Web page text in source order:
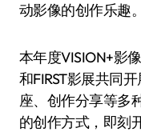
动影像的创作乐趣。
本年度VISION+影
和FIRST影展共同
座、创作分享等多
的创作方式，即刻